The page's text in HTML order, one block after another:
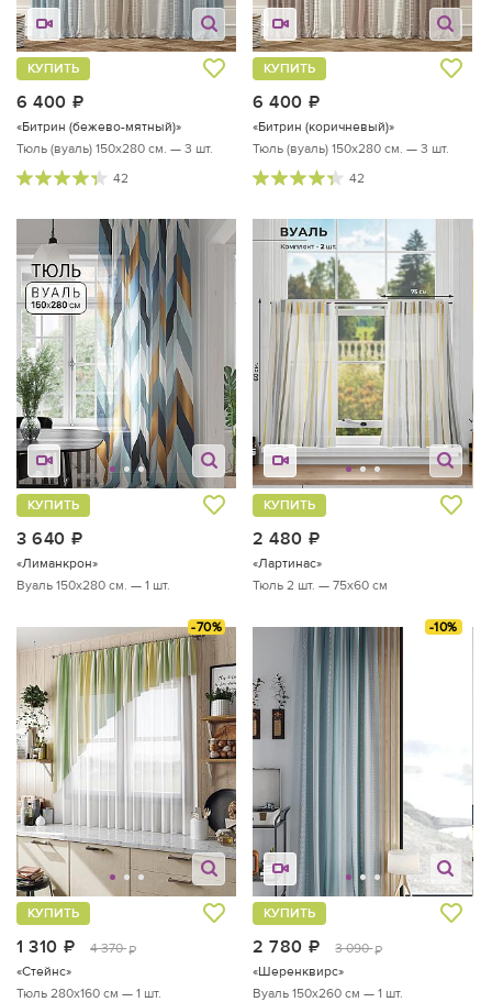
6 400
КУПИТЬ
«Битрин (бежево-мятный)»
Тюль (вуаль) 150х280 см. — 3 шт.
42
6 400
КУПИТЬ
«Битрин (коричневый)»
Тюль (вуаль) 150х280 см. — 3 шт.
42
3 640
КУПИТЬ
«Лиманкрон»
Вуаль 150х280 см. — 1 шт.
2 480
КУПИТЬ
«Лартинас»
Тюль 2 шт. — 75х60 см
-70%
1 310 руб.
4 370 руб.
КУПИТЬ
«Стейнс»
Тюль 280х160 см — 1 шт.
-10%
2 780 руб.
3 090 руб.
КУПИТЬ
«Шеренквирс»
Вуаль 150х260 см — 1 шт.